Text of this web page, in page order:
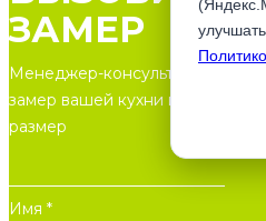
ЗАМЕР
Менеджер-консультант
замер вашей кухни и
размер
Имя *